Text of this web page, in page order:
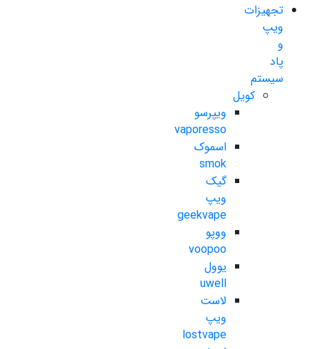
تجهیزات
ویپ
و
پاد
سیستم
کویل
ویپرسو
vaporesso
اسموک
smok
گیک
ویپ
geekvape
ووپو
voopoo
یوول
uwell
لاست
ویپ
lostvape